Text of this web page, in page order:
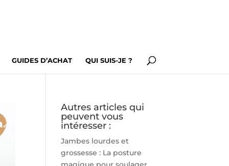
GUIDES D’ACHAT QUI SUIS-JE ?
Autres articles qui
peuvent vous
intéresser :
Jambes lourdes et
grossesse : La posture